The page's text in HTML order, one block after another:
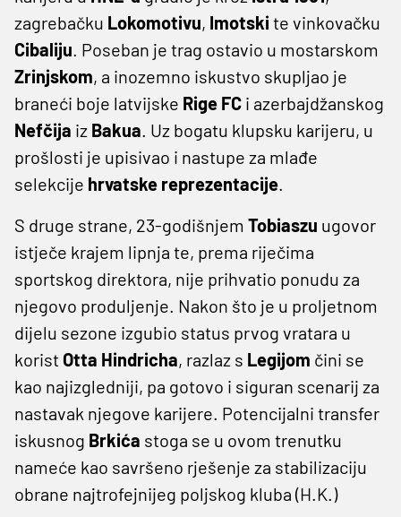
zagrebačku Lokomotivu, Imotski te vinkovačku
Cibaliju. Poseban je trag ostavio u mostarskom
Zrinjskom, a inozemno iskustvo skupljao je
braneći boje latvijske Rige FC i azerbajdžanskog
Nefčija iz Bakua. Uz bogatu klupsku karijeru, u
prošlosti je upisivao i nastupe za mlađe
selekcije hrvatske reprezentacije.
S druge strane, 23-godišnjem Tobiaszu ugovor
istječe krajem lipnja te, prema riječima
sportskog direktora, nije prihvatio ponudu za
njegovo produljenje. Nakon što je u proljetnom
dijelu sezone izgubio status prvog vratara u
korist Otta Hindricha, razlaz s Legijom čini se
kao najizgledniji, pa gotovo i siguran scenarij za
nastavak njegove karijere. Potencijalni transfer
iskusnog Brkića stoga se u ovom trenutku
nameće kao savršeno rješenje za stabilizaciju
obrane najtrofejnijeg poljskog kluba (H.K.)